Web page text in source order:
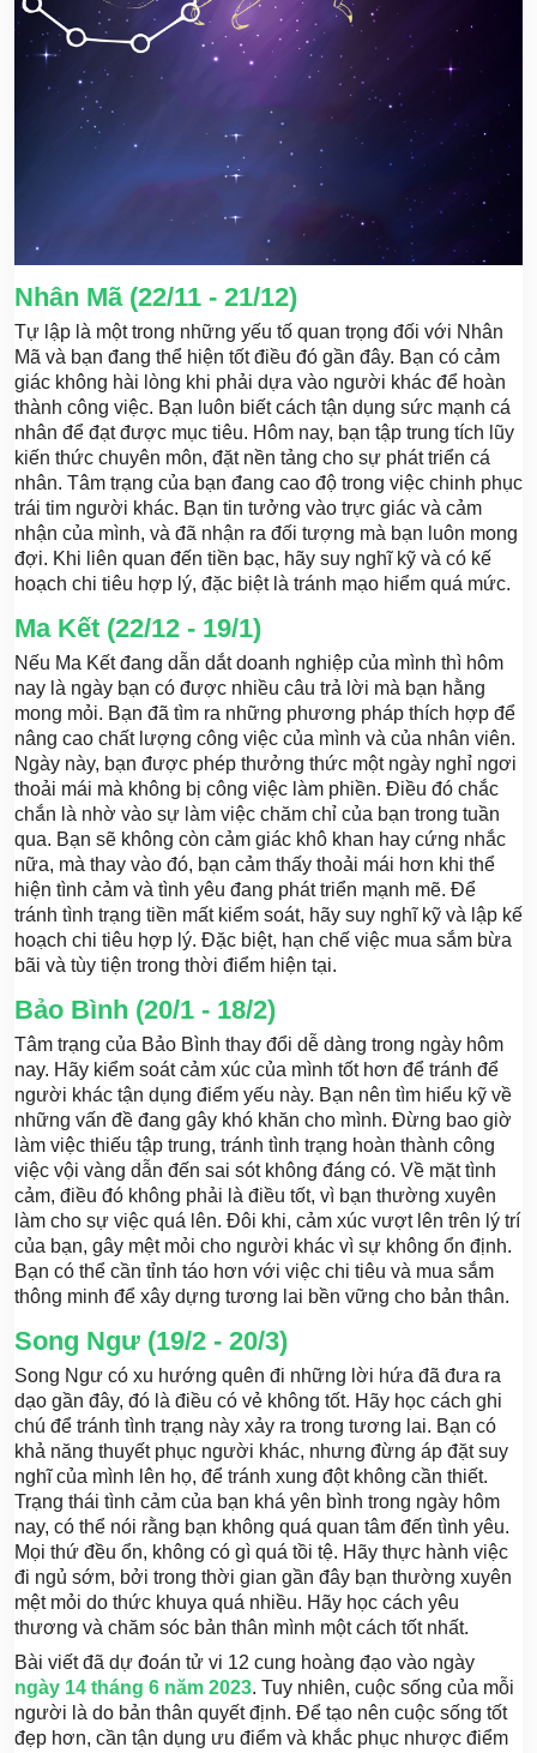
Nhân Mã (22/11 - 21/12)
Tự lập là một trong những yếu tố quan trọng đối với Nhân
Mã và bạn đang thể hiện tốt điều đó gần đây. Bạn có cảm
giác không hài lòng khi phải dựa vào người khác để hoàn
thành công việc. Bạn luôn biết cách tận dụng sức mạnh cá
nhân để đạt được mục tiêu. Hôm nay, bạn tập trung tích lũy
kiến thức chuyên môn, đặt nền tảng cho sự phát triển cá
nhân. Tâm trạng của bạn đang cao độ trong việc chinh phục
trái tim người khác. Bạn tin tưởng vào trực giác và cảm
nhận của mình, và đã nhận ra đối tượng mà bạn luôn mong
đợi. Khi liên quan đến tiền bạc, hãy suy nghĩ kỹ và có kế
hoạch chi tiêu hợp lý, đặc biệt là tránh mạo hiểm quá mức.
Ma Kết (22/12 - 19/1)
Nếu Ma Kết đang dẫn dắt doanh nghiệp của mình thì hôm
nay là ngày bạn có được nhiều câu trả lời mà bạn hằng
mong mỏi. Bạn đã tìm ra những phương pháp thích hợp để
nâng cao chất lượng công việc của mình và của nhân viên.
Ngày này, bạn được phép thưởng thức một ngày nghỉ ngơi
thoải mái mà không bị công việc làm phiền. Điều đó chắc
chắn là nhờ vào sự làm việc chăm chỉ của bạn trong tuần
qua. Bạn sẽ không còn cảm giác khô khan hay cứng nhắc
nữa, mà thay vào đó, bạn cảm thấy thoải mái hơn khi thể
hiện tình cảm và tình yêu đang phát triển mạnh mẽ. Để
tránh tình trạng tiền mất kiểm soát, hãy suy nghĩ kỹ và lập kế
hoạch chi tiêu hợp lý. Đặc biệt, hạn chế việc mua sắm bừa
bãi và tùy tiện trong thời điểm hiện tại.
Bảo Bình (20/1 - 18/2)
Tâm trạng của Bảo Bình thay đổi dễ dàng trong ngày hôm
nay. Hãy kiểm soát cảm xúc của mình tốt hơn để tránh để
người khác tận dụng điểm yếu này. Bạn nên tìm hiểu kỹ về
những vấn đề đang gây khó khăn cho mình. Đừng bao giờ
làm việc thiếu tập trung, tránh tình trạng hoàn thành công
việc vội vàng dẫn đến sai sót không đáng có. Về mặt tình
cảm, điều đó không phải là điều tốt, vì bạn thường xuyên
làm cho sự việc quá lên. Đôi khi, cảm xúc vượt lên trên lý trí
của bạn, gây mệt mỏi cho người khác vì sự không ổn định.
Bạn có thể cần tỉnh táo hơn với việc chi tiêu và mua sắm
thông minh để xây dựng tương lai bền vững cho bản thân.
Song Ngư (19/2 - 20/3)
Song Ngư có xu hướng quên đi những lời hứa đã đưa ra
dạo gần đây, đó là điều có vẻ không tốt. Hãy học cách ghi
chú để tránh tình trạng này xảy ra trong tương lai. Bạn có
khả năng thuyết phục người khác, nhưng đừng áp đặt suy
nghĩ của mình lên họ, để tránh xung đột không cần thiết.
Trạng thái tình cảm của bạn khá yên bình trong ngày hôm
nay, có thể nói rằng bạn không quá quan tâm đến tình yêu.
Mọi thứ đều ổn, không có gì quá tồi tệ. Hãy thực hành việc
đi ngủ sớm, bởi trong thời gian gần đây bạn thường xuyên
mệt mỏi do thức khuya quá nhiều. Hãy học cách yêu
thương và chăm sóc bản thân mình một cách tốt nhất.
Bài viết đã dự đoán tử vi 12 cung hoàng đạo vào ngày
ngày 14 tháng 6 năm 2023. Tuy nhiên, cuộc sống của mỗi
người là do bản thân quyết định. Để tạo nên cuộc sống tốt
đẹp hơn, cần tận dụng ưu điểm và khắc phục nhược điểm